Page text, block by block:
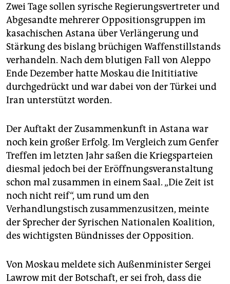
abo
genossenschaft
epaper login
Zwei Tage sollen syrische Regierungsvertreter und
Abgesandte mehrerer Oppositionsgruppen im
kasachischen Astana über Verlängerung und
Stärkung des bislang brüchigen Waffenstillstands
verhandeln. Nach dem blutigen Fall von Aleppo
Ende Dezember hatte Moskau die Inititiative
durchgedrückt und war dabei von der Türkei und
Iran unterstützt worden.
Der Auftakt der Zusammenkunft in Astana war
noch kein großer Erfolg. Im Vergleich zum Genfer
Treffen im letzten Jahr saßen die Kriegsparteien
diesmal jedoch bei der Eröffnungsveranstaltung
schon mal zusammen in einem Saal. „Die Zeit ist
noch nicht reif“, um rund um den
Verhandlungstisch zusammenzusitzen, meinte
der Sprecher der Syrischen Nationalen Koalition,
des wichtigsten Bündnisses der Opposition.
Von Moskau meldete sich Außenminister Sergei
Lawrow mit der Botschaft, er sei froh, dass die